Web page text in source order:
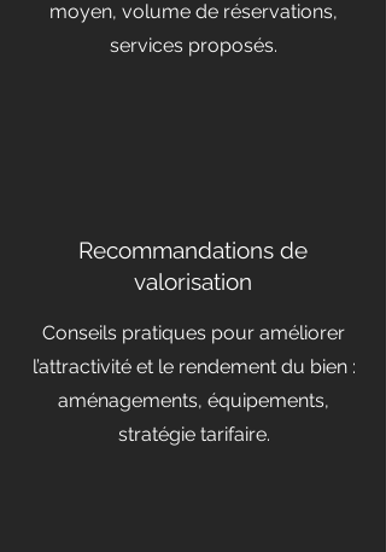
moyen, volume de réservations,
services proposés.
Recommandations de
valorisation
Conseils pratiques pour améliorer
l’attractivité et le rendement du bien :
aménagements, équipements,
stratégie tarifaire.